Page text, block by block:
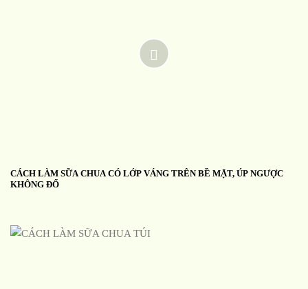
CÁCH LÀM SỮA CHUA CÓ LỚP VÁNG TRÊN BỀ MẶT, ÚP NGƯỢC
KHÔNG ĐỔ